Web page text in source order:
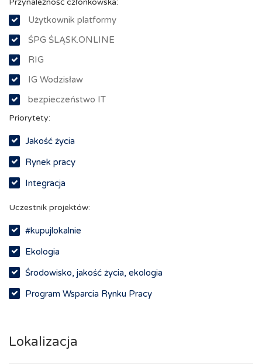
Przynależność członkowska:
Użytkownik platformy
ŚPG ŚLĄSK.ONLINE
RIG
IG Wodzisław
bezpieczeństwo IT
Priorytety:
Jakość życia
Rynek pracy
Integracja
Uczestnik projektów:
#kupujlokalnie
Ekologia
Środowisko, jakość życia, ekologia
Program Wsparcia Rynku Pracy
Networking
Lokalizacja